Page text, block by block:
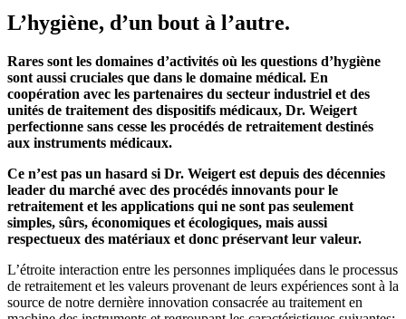
L’hygiène, d’un bout à l’autre.
Rares sont les domaines d’activités où les questions d’hygiène
sont aussi cruciales que dans le domaine médical. En
coopération avec les partenaires du secteur industriel et des
unités de traitement des dispositifs médicaux, Dr. Weigert
perfectionne sans cesse les procédés de retraitement destinés
aux instruments médicaux.
Ce n’est pas un hasard si Dr. Weigert est depuis des décennies
leader du marché avec des procédés innovants pour le
retraitement et les applications qui ne sont pas seulement
simples, sûrs, économiques et écologiques, mais aussi
respectueux des matériaux et donc préservant leur valeur.
L’étroite interaction entre les personnes impliquées dans le processus
de retraitement et les valeurs provenant de leurs expériences sont à la
source de notre dernière innovation consacrée au traitement en